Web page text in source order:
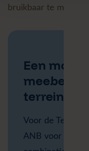
bruikbaar te maken
Een
terrein
Voor de
ANB voor